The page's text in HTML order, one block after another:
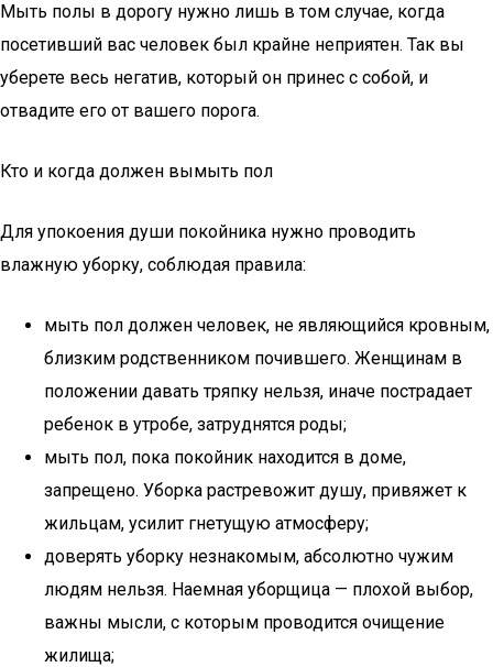
Мыть полы в дорогу нужно лишь в том случае, когда
посетивший вас человек был крайне неприятен. Так вы
уберете весь негатив, который он принес с собой, и
отвадите его от вашего порога.
Кто и когда должен вымыть пол
Для упокоения души покойника нужно проводить
влажную уборку, соблюдая правила:
мыть пол должен человек, не являющийся кровным,
близким родственником почившего. Женщинам в
положении давать тряпку нельзя, иначе пострадает
ребенок в утробе, затруднятся роды;
мыть пол, пока покойник находится в доме,
запрещено. Уборка растревожит душу, привяжет к
жильцам, усилит гнетущую атмосферу;
доверять уборку незнакомым, абсолютно чужим
людям нельзя. Наемная уборщица — плохой выбор,
важны мысли, с которым проводится очищение
жилища;